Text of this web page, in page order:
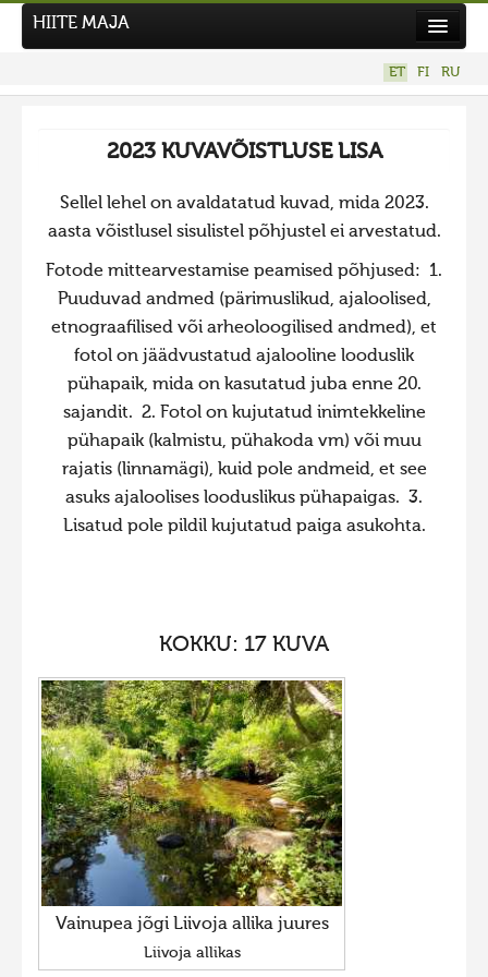
Uudised
Tegutse
Kuvavõistlused
UUS KUVAVÕISTLUS
Hiite kuvavõistlus 2026
Hiite kuvavõistlus 2025
Hiite kuvavõistlus 2025 lisa
Liikuvad kuvad 2025
Hiite kuvavõistlus 2023 lisa
Liikuvad kuvad 2023
Hiite kuvavõistlus 2022
Hiite kuvavõistlus 2022 lisa
Liikuvad kuvad 2022
Hiite kuvavõistlus 2021
Hiite kuvavõistlus 2021 lisa
Liikuvad kuvad 2021
HIITE MAJA
ET FI RU
2023 KUVAVÕISTLUSE LISA
Sellel lehel on avaldatatud kuvad, mida 2023.
aasta võistlusel sisulistel põhjustel ei arvestatud.
Fotode mittearvestamise peamised põhjused: 1.
Puuduvad andmed (pärimuslikud, ajaloolised,
etnograafilised või arheoloogilised andmed), et
fotol on jäädvustatud ajalooline looduslik
pühapaik, mida on kasutatud juba enne 20.
sajandit. 2. Fotol on kujutatud inimtekkeline
pühapaik (kalmistu, pühakoda vm) või muu
rajatis (linnamägi), kuid pole andmeid, et see
asuks ajaloolises looduslikus pühapaigas. 3.
Lisatud pole pildil kujutatud paiga asukohta.
KOKKU: 17 KUVA
Vainupea jõgi Liivoja allika juures
Liivoja allikas